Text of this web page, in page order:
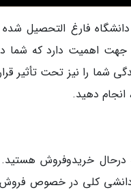
فارغ التحصیل شده
جهت اهمیت دارد که شما
شما را نیز تحت تأثیر
درحال خریدوفروش
دانشی کلی در خصوص